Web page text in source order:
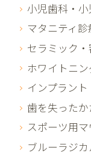
小児歯科・
マタニティ診
セラミック
ホワイトニン
インプラント
歯を失った
スポーツ用
ブルーラジ